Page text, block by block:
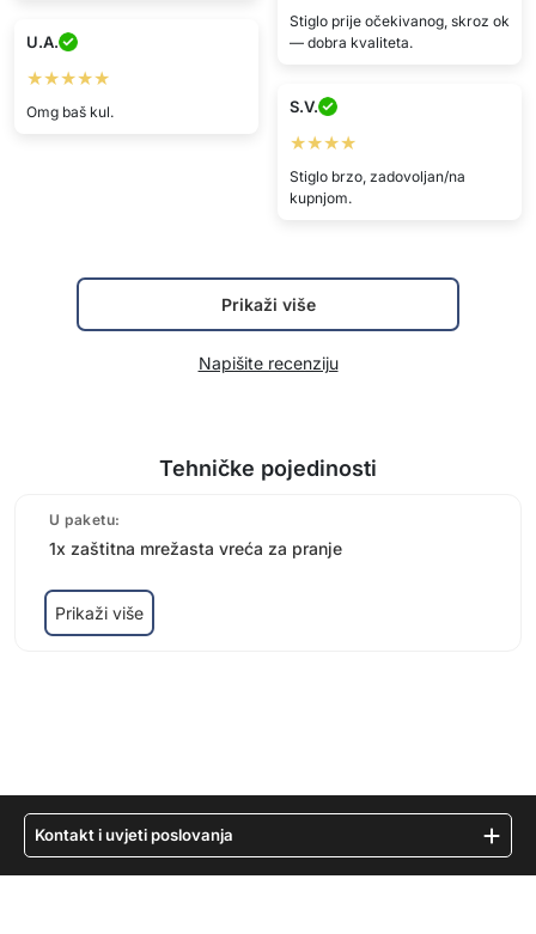
Stiglo prije očekivanog, skroz ok
— dobra kvaliteta.
U.A.
★★★★★
Omg baš kul. S.V.
★★★★
Stiglo brzo, zadovoljan/na
kupnjom.
Prikaži više
Napišite recenziju
Tehničke pojedinosti
U paketu:
1x zaštitna mrežasta vreća za pranje
Prikaži više
Kontakt i uvjeti poslovanja